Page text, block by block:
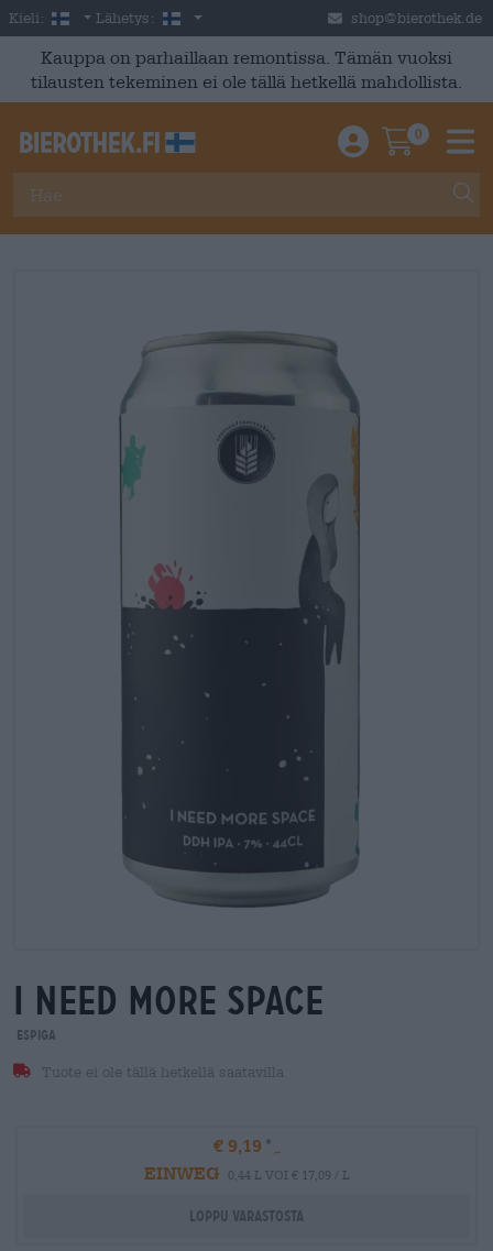
Skip to main content
Kieli: Finnish
Lähetys: Suomi shop@bierothek.de
Kauppa on parhaillaan remontissa. Tämän vuoksi
tilausten tekeminen ei ole tällä hetkellä mahdollista.
Einloggen /
0
i need more space
Espiga
Tuote ei ole tällä hetkellä saatavilla
€ 9,19
EINWEG
0,44 L VOI € 17,09 / L
Loppu varastosta